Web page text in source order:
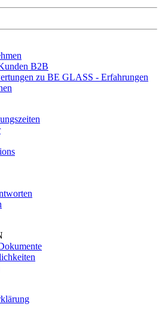
B2B
zu BE GLASS - Erfahrungen